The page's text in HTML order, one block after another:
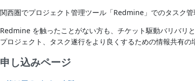
関西圏でプロジェクト管理ツール「Redmine」でのタスク管
Redmine を触ったことがない方も、チケット駆動バリバリ
プロジェクト、タスク遂行をより良くするための情報共有の
申し込みページ